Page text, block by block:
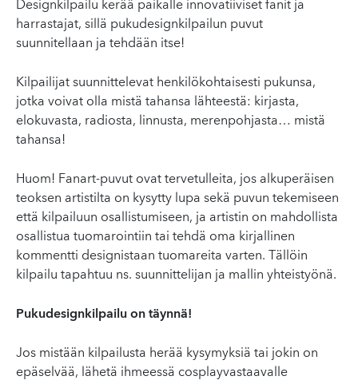
Designkilpailu kerää paikalle innovatiiviset fanit ja
harrastajat, sillä pukudesignkilpailun puvut
suunnitellaan ja tehdään itse!
Kilpailijat suunnittelevat henkilökohtaisesti pukunsa,
jotka voivat olla mistä tahansa lähteestä: kirjasta,
elokuvasta, radiosta, linnusta, merenpohjasta… mistä
tahansa!
Huom! Fanart-puvut ovat tervetulleita, jos alkuperäisen
teoksen artistilta on kysytty lupa sekä puvun tekemiseen
että kilpailuun osallistumiseen, ja artistin on mahdollista
osallistua tuomarointiin tai tehdä oma kirjallinen
kommentti designistaan tuomareita varten. Tällöin
kilpailu tapahtuu ns. suunnittelijan ja mallin yhteistyönä.
Pukudesignkilpailu on täynnä!
Jos mistään kilpailusta herää kysymyksiä tai jokin on
epäselvää, lähetä ihmeessä cosplayvastaavalle